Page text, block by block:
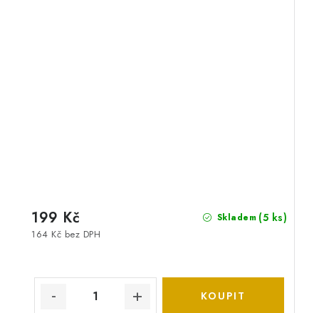
Skladem (5 ks)
164 Kč bez DPH
199 Kč